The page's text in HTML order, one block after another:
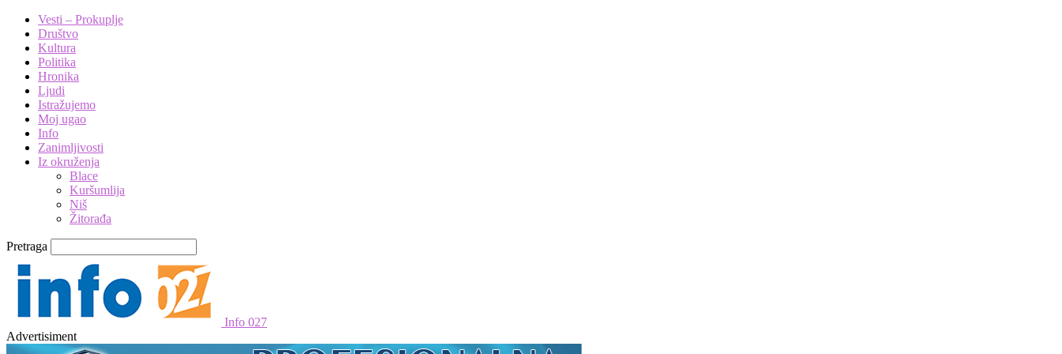
Vesti – Prokuplje
Društvo
Kultura
Politika
Hronika
Ljudi
Istražujemo
Moj ugao
Info
Zanimljivosti
Iz okruženja
Blace
Kuršumlija
Niš
Žitorađa
Pretraga
Info 027
Advertisiment